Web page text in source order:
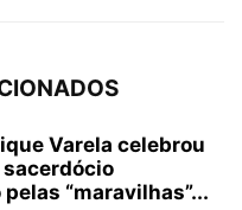
Varela celebrou
“maravilhas”...